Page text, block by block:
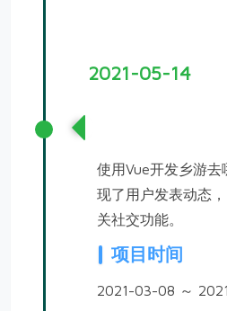
2021-05-14
使用Vue开发乡游
现了用户发表动态
关社交功能。
项目时间
2021-03-08 ～